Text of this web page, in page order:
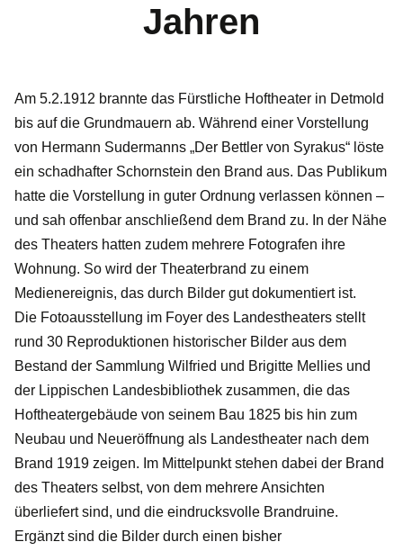
Jahren
Am 5.2.1912 brannte das Fürstliche Hoftheater in Detmold
bis auf die Grundmauern ab. Während einer Vorstellung
von Hermann Sudermanns „Der Bettler von Syrakus“ löste
ein schadhafter Schornstein den Brand aus. Das Publikum
hatte die Vorstellung in guter Ordnung verlassen können –
und sah offenbar anschließend dem Brand zu. In der Nähe
des Theaters hatten zudem mehrere Fotografen ihre
Wohnung. So wird der Theaterbrand zu einem
Medienereignis, das durch Bilder gut dokumentiert ist.
Die Fotoausstellung im Foyer des Landestheaters stellt
rund 30 Reproduktionen historischer Bilder aus dem
Bestand der Sammlung Wilfried und Brigitte Mellies und
der Lippischen Landesbibliothek zusammen, die das
Hoftheatergebäude von seinem Bau 1825 bis hin zum
Neubau und Neueröffnung als Landestheater nach dem
Brand 1919 zeigen. Im Mittelpunkt stehen dabei der Brand
des Theaters selbst, von dem mehrere Ansichten
überliefert sind, und die eindrucksvolle Brandruine.
Ergänzt sind die Bilder durch einen bisher